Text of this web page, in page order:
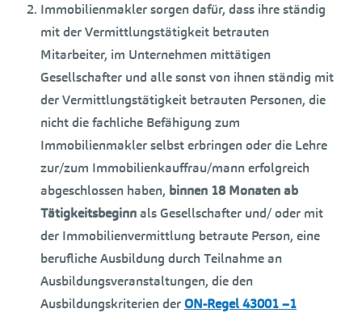
Immobilienmakler sorgen dafür, dass ihre ständig
mit der Vermittlungstätigkeit betrauten
Mitarbeiter, im Unternehmen mittätigen
Gesellschafter und alle sonst von ihnen ständig mit
der Vermittlungstätigkeit betrauten Personen, die
nicht die fachliche Befähigung zum
Immobilienmakler selbst erbringen oder die Lehre
zur/zum Immobilienkauffrau/mann erfolgreich
abgeschlossen haben, binnen 18 Monaten ab
Tätigkeitsbeginnals Gesellschafter und/ oder mit
der Immobilienvermittlung betraute Person, eine
berufliche Ausbildung durch Teilnahme an
Ausbildungsveranstaltungen, die den
Ausbildungskriterien derON-Regel 43001 –1